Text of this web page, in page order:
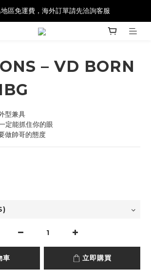
區免運費，海外訂單請先洽詢客服
– VD BORN
型兼具
定能抓住你的眼
做帥哥的態度
車 立即購買